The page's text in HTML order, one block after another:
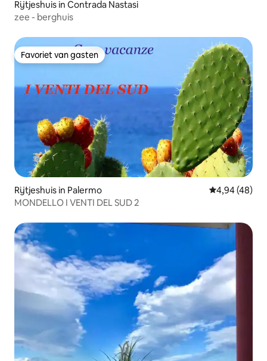
Rijtjeshuis in Contrada Nastasi
zee - berghuis
Favoriet van gasten
Favoriet van gasten
Rijtjeshuis in Palermo Gemiddelde
4,94 (48)
MONDELLO I VENTI DEL SUD 2